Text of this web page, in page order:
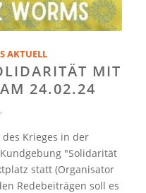
AKTUELL
MIT
24.02.24
des Krieges in der
"Solidarität
statt (Organisator
Redebeiträgen soll es